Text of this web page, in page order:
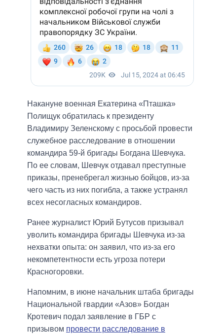
Накануне военная Екатерина «Пташка»
Полищук обратилась к президенту
Владимиру Зеленскому с просьбой провести
служебное расследование в отношении
командира 59-й бригады Богдана Шевчука.
По ее словам, Шевчук отдавал преступные
приказы, пренебрегал жизнью бойцов, из-за
чего часть из них погибла, а также устранял
всех несогласных командиров.
Ранее журналист Юрий Бутусов призывал
уволить командира бригады Шевчука из-за
нехватки опыта: он заявил, что из-за его
некомпетентности есть угроза потери
Красногоровки.
Напомним, в июне начальник штаба бригады
Национальной гвардии «Азов» Богдан
Кротевич подал заявление в ГБР с
призывом провести расследование в